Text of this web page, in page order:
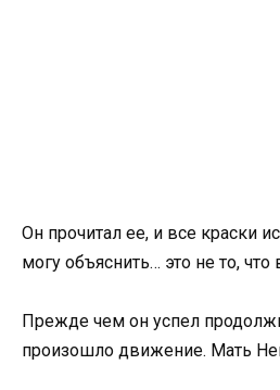
Он прочитал ее, и все краски
могу объяснить… это не то,
Прежде чем он успел
произошло движение. Мать